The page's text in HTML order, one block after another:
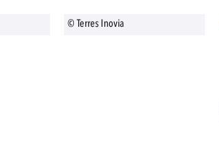
© Terres Inovia